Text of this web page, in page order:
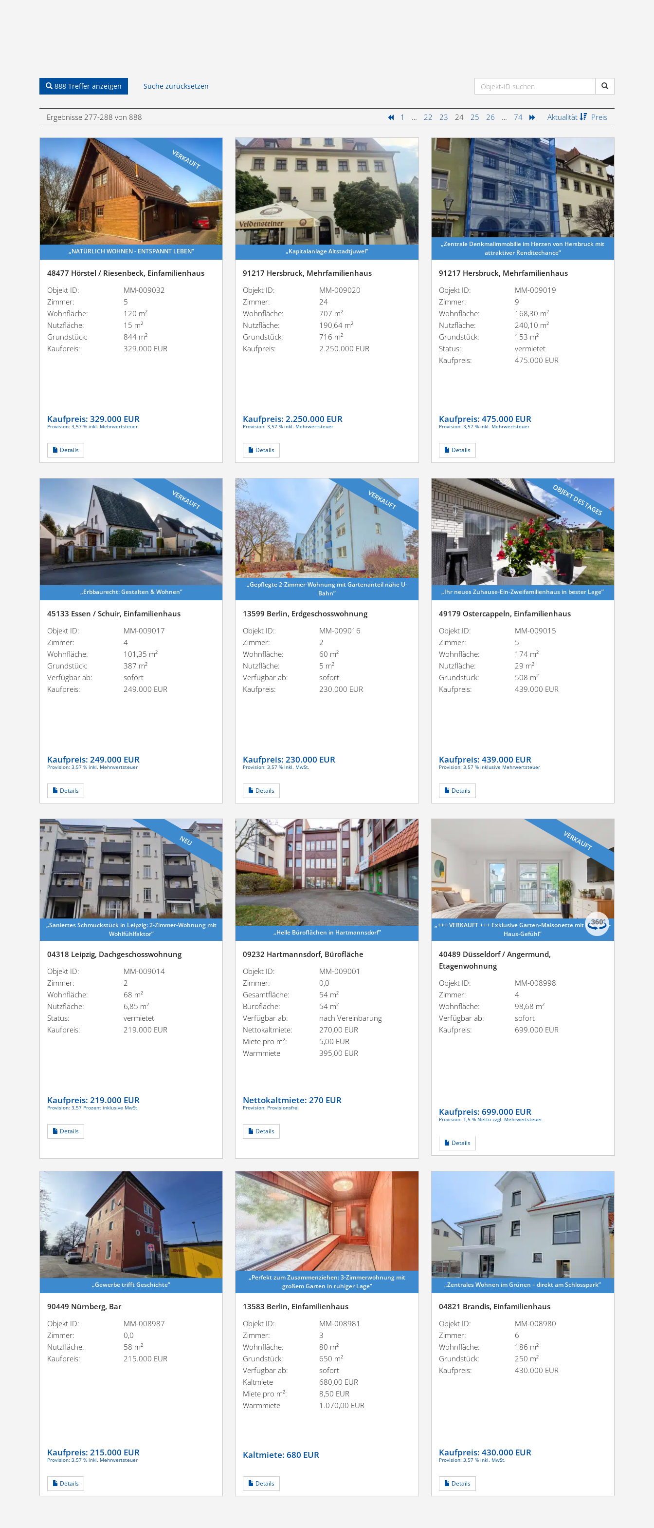
888 Treffer anzeigen Suche zurücksetzen
Ergebnisse 277-288 von 888 1 … 22 23 24 25 26 … 74 Aktualität Preis
„NATÜRLICH WOHNEN - ENTSPANNT LEBEN”
VERKAUFT
48477 Hörstel / Riesenbeck, Einfamilienhaus
Objekt ID:
MM-009032
Zimmer:
5
Wohnfläche:
120 m²
Nutzfläche:
15 m²
Grundstück:
844 m²
Kaufpreis:
329.000 EUR
Kaufpreis: 329.000 EUR
Provision: 3,57 % inkl. Mehrwertsteuer
Details
„Kapital­anlage Altstadtjuwel”
91217 Hersbruck, Mehrfamilienhaus
Objekt ID:
MM-009020
Zimmer:
24
Wohnfläche:
707 m²
Nutzfläche:
190,64 m²
Grundstück:
716 m²
Kaufpreis:
2.250.000 EUR
Kaufpreis: 2.250.000 EUR
Provision: 3,57 % inkl. Mehrwertsteuer
Details
„Zentrale Denkmal­im­mo­bilie im Herzen von Hersbruck mit
attrak­tiver Renditechance”
91217 Hersbruck, Mehrfamilienhaus
Objekt ID:
MM-009019
Zimmer:
9
Wohnfläche:
168,30 m²
Nutzfläche:
240,10 m²
Grundstück:
153 m²
Status:
vermietet
Kaufpreis:
475.000 EUR
Kaufpreis: 475.000 EUR
Provision: 3,57 % inkl. Mehrwertsteuer
Details
„Erbbau­recht: Gestalten & Wohnen”
VERKAUFT
45133 Essen / Schuir, Einfamilienhaus
Objekt ID:
MM-009017
Zimmer:
4
Wohnfläche:
101,35 m²
Grundstück:
387 m²
Verfügbar ab:
sofort
Kaufpreis:
249.000 EUR
Kaufpreis: 249.000 EUR
Provision: 3,57 % inkl. Mehrwertsteuer
Details
„Gepflegte 2-Zimmer-Wohnung mit Garten­anteil nähe U-
Bahn”
VERKAUFT
13599 Berlin, Erdgeschosswohnung
Objekt ID:
MM-009016
Zimmer:
2
Wohnfläche:
60 m²
Nutzfläche:
5 m²
Verfügbar ab:
sofort
Kaufpreis:
230.000 EUR
Kaufpreis: 230.000 EUR
Provision: 3,57 % inkl. MwSt.
Details
„Ihr neues Zuhause-Ein-Zweifa­mi­li­enhaus in bester Lage”
OBJEKT DES TAGES
49179 Ostercappeln, Einfamilienhaus
Objekt ID:
MM-009015
Zimmer:
5
Wohnfläche:
174 m²
Nutzfläche:
29 m²
Grundstück:
508 m²
Kaufpreis:
439.000 EUR
Kaufpreis: 439.000 EUR
Provision: 3,57 % inklusive Mehrwertsteuer
Details
„Saniertes Schmuck­stück in Leipzig: 2-Zimmer-Wohnung mit
Wohlfühlfaktor”
NEU
04318 Leipzig, Dachgeschosswohnung
Objekt ID:
MM-009014
Zimmer:
2
Wohnfläche:
68 m²
Nutzfläche:
6,85 m²
Status:
vermietet
Kaufpreis:
219.000 EUR
Kaufpreis: 219.000 EUR
Provision: 3,57 Prozent inklusive MwSt.
Details
„Helle Büroflächen in Hartmannsdorf”
09232 Hartmannsdorf, Bürofläche
Objekt ID:
MM-009001
Zimmer:
0,0
Gesamtfläche:
54 m²
Bürofläche:
54 m²
Verfügbar ab:
nach Vereinbarung
Nettokaltmiete:
270,00 EUR
Miete pro m²:
5,00 EUR
Warmmiete
395,00 EUR
Nettokaltmiete: 270 EUR
Provision: Provisionsfrei
Details
„+++ VERKAUFT +++ Exklusive Garten-Maiso­nette mit Haus-im-
Haus-Gefühl”
VERKAUFT
40489 Düsseldorf / Angermund,
Etagenwohnung
Objekt ID:
MM-008998
Zimmer:
4
Wohnfläche:
98,68 m²
Verfügbar ab:
sofort
Kaufpreis:
699.000 EUR
Kaufpreis: 699.000 EUR
Provision: 1,5 % Netto zzgl. Mehrwertsteuer
Details
„Gewerbe trifft Geschichte”
90449 Nürnberg, Bar
Objekt ID:
MM-008987
Zimmer:
0,0
Nutzfläche:
58 m²
Kaufpreis:
215.000 EUR
Kaufpreis: 215.000 EUR
Provision: 3,57 % inkl. Mehrwertsteuer
Details
„Perfekt zum Zusam­men­ziehen: 3-Zimmer­wohnung mit
großem Garten in ruhiger Lage”
13583 Berlin, Einfamilienhaus
Objekt ID:
MM-008981
Zimmer:
3
Wohnfläche:
80 m²
Grundstück:
650 m²
Verfügbar ab:
sofort
Kaltmiete
680,00 EUR
Miete pro m²:
8,50 EUR
Warmmiete
1.070,00 EUR
Kaltmiete: 680 EUR
Details
„Zentrales Wohnen im Grünen – direkt am Schlosspark”
04821 Brandis, Einfamilienhaus
Objekt ID:
MM-008980
Zimmer:
6
Wohnfläche:
186 m²
Grundstück:
250 m²
Kaufpreis:
430.000 EUR
Kaufpreis: 430.000 EUR
Provision: 3,57 % inkl. MwSt.
Details